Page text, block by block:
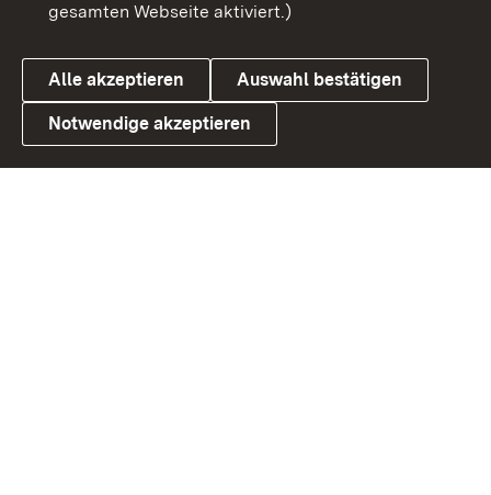
Link zum Landesportal
Cookies
gesamten Webseite aktiviert.)
Alle akzeptieren Auswahl bestätigen
Notwendige akzeptieren